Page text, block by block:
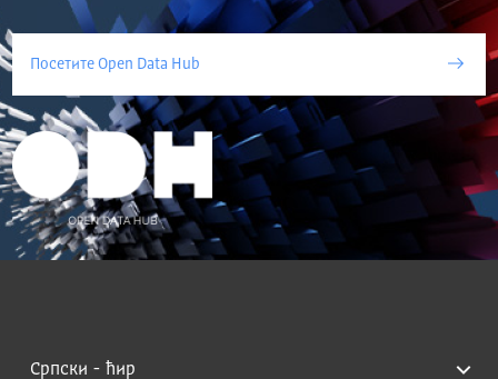
Посетите Open Data Hub